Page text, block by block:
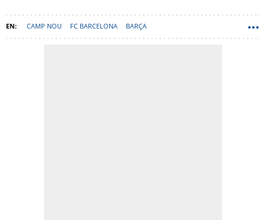
CAMP NOU FC BARCELONA BARÇA